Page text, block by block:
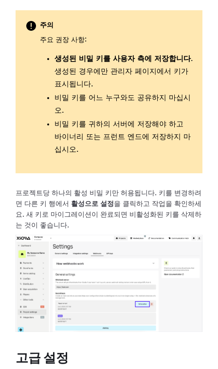
주의
주요 권장 사항:
생성된 비밀 키를 사용자 측에 저장합니다.
생성된 경우에만 관리자 페이지에서 키가
표시됩니다.
비밀 키를 어느 누구와도 공유하지 마십시
오.
비밀 키를 귀하의 서버에 저장해야 하고
바이너리 또는 프런트 엔드에 저장하지 마
십시오.
프로젝트당 하나의 활성 비밀 키만 허용됩니다. 키를 변경하려
면 다른 키 행에서 활성으로 설정을 클릭하고 작업을 확인하세
요. 새 키로 마이그레이션이 완료되면 비활성화된 키를 삭제하
는 것이 좋습니다.
고급 설정